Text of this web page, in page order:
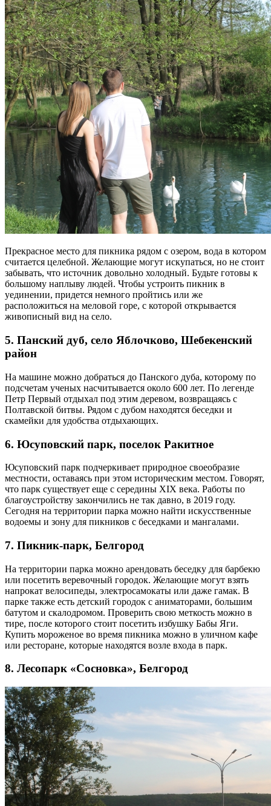
Прекрасное место для пикника рядом с озером, вода в котором
считается целебной. Желающие могут искупаться, но не стоит
забывать, что источник довольно холодный. Будьте готовы к
большому наплыву людей. Чтобы устроить пикник в
уединении, придется немного пройтись или же
расположиться на меловой горе, с которой открывается
живописный вид на село.
5. Панский дуб, село Яблочково, Шебекенский
район
На машине можно добраться до Панского дуба, которому по
подсчетам ученых насчитывается около 600 лет. По легенде
Петр Первый отдыхал под этим деревом, возвращаясь с
Полтавской битвы. Рядом с дубом находятся беседки и
скамейки для удобства отдыхающих.
6. Юсуповский парк, поселок Ракитное
Юсуповский парк подчеркивает природное своеобразие
местности, оставаясь при этом историческим местом. Говорят,
что парк существует еще с середины XIX века. Работы по
благоустройству закончились не так давно, в 2019 году.
Сегодня на территории парка можно найти искусственные
водоемы и зону для пикников с беседками и мангалами.
7. Пикник-парк, Белгород
На территории парка можно арендовать беседку для барбекю
или посетить веревочный городок. Желающие могут взять
напрокат велосипеды, электросамокаты или даже гамак. В
парке также есть детский городок с аниматорами, большим
батутом и скалодромом. Проверить свою меткость можно в
тире, после которого стоит посетить избушку Бабы Яги.
Купить мороженое во время пикника можно в уличном кафе
или ресторане, которые находятся возле входа в парк.
8. Лесопарк «Сосновка», Белгород